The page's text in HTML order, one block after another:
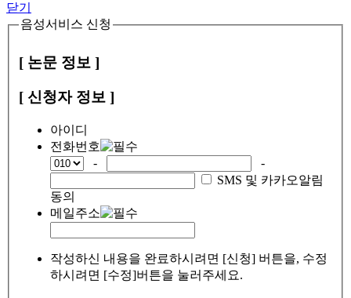
닫기
음성서비스 신청
[ 논문 정보 ]
[ 신청자 정보 ]
아이디
전화번호
-
-
SMS 및 카카오알림
동의
메일주소
작성하신 내용을 완료하시려면 [신청] 버튼을, 수정
하시려면 [수정]버튼을 눌러주세요.